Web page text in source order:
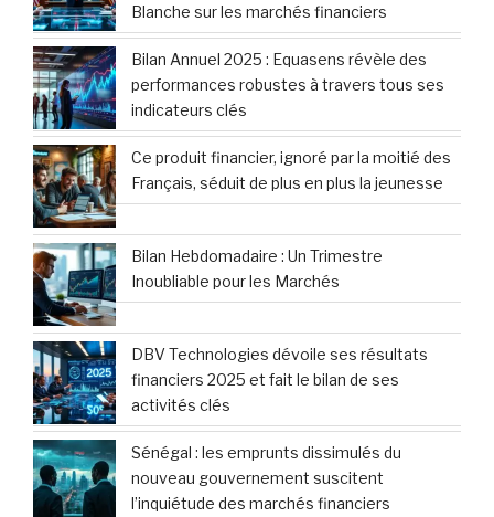
Blanche sur les marchés financiers
Bilan Annuel 2025 : Equasens révèle des
performances robustes à travers tous ses
indicateurs clés
Ce produit financier, ignoré par la moitié des
Français, séduit de plus en plus la jeunesse
Bilan Hebdomadaire : Un Trimestre
Inoubliable pour les Marchés
DBV Technologies dévoile ses résultats
financiers 2025 et fait le bilan de ses
activités clés
Sénégal : les emprunts dissimulés du
nouveau gouvernement suscitent
l’inquiétude des marchés financiers